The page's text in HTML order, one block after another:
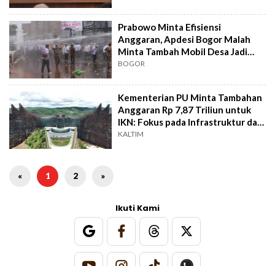
Prabowo Minta Efisiensi
Anggaran, Apdesi Bogor Malah
Minta Tambah Mobil Desa Jadi
Dua
BOGOR
Kementerian PU Minta Tambahan
Anggaran Rp 7,87 Triliun untuk
IKN: Fokus pada Infrastruktur dan
Pemindahan ASN
KALTIM
« 1 2 »
Ikuti Kami